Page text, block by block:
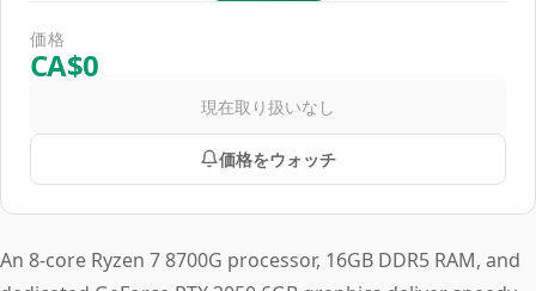
An 8-core Ryzen 7 8700G processor, 16GB DDR5 RAM, and
価格
CA$0
現在取り扱いなし
価格をウォッチ